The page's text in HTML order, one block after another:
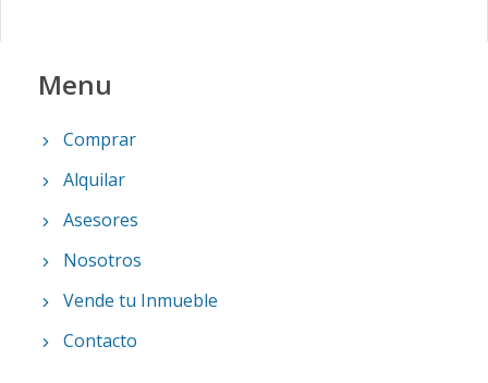
Menu
Comprar
Alquilar
Asesores
Nosotros
Vende tu Inmueble
Contacto